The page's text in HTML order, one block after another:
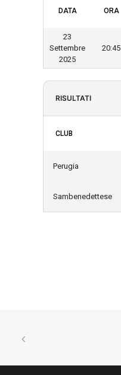
DATA ORA
23
Settembre
2025
20:45
RISULTATI
CLUB
Perugia
Sambenedettese